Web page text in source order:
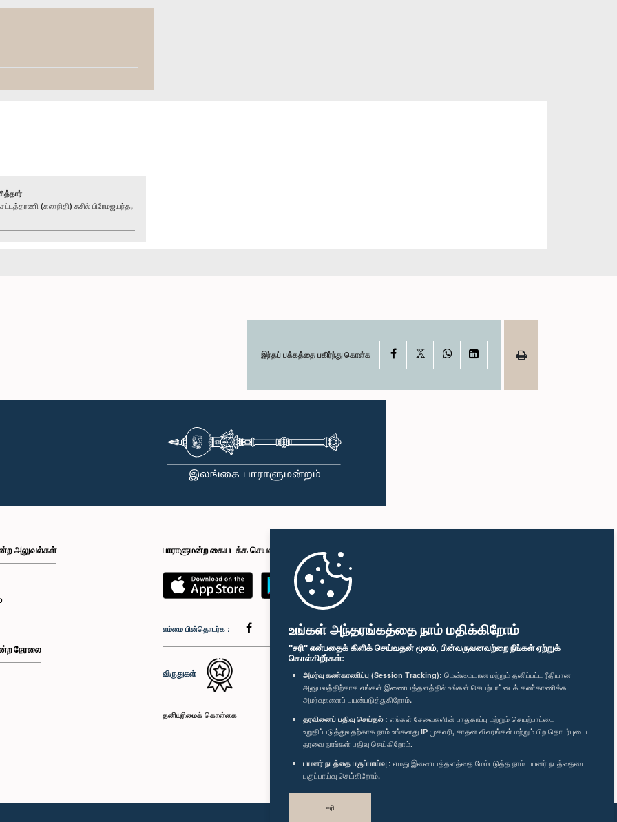
உங்கள் அந்தரங்கத்தை நாம் மதிக்கிறோம்
"சரி" என்பதைக் கிளிக் செய்வதன் மூலம், பின்வருவனவற்றை நீங்கள் ஏற்றுக்
கொள்கிறீர்கள்:
அமர்வு கண்காணிப்பு (Session Tracking): மென்மையான மற்றும் தனிப்பட்ட ரீதியான
அனுபவத்திற்காக எங்கள் இணையத்தளத்தில் உங்கள் செயற்பாட்டைக் கண்காணிக்க
அமர்வுகளைப் பயன்படுத்துகிறோம்.
தரவினைப் பதிவு செய்தல் : எங்கள் சேவைகளின் பாதுகாப்பு மற்றும் செயற்பாட்டை
உறுதிப்படுத்துவதற்காக நாம் உங்களது IP முகவரி, சாதன விவரங்கள் மற்றும் பிற தொடர்புடைய
தரவை நாங்கள் பதிவு செய்கிறோம்.
பயனர் நடத்தை பகுப்பாய்வு : எமது இணையத்தளத்தை மேம்படுத்த நாம் பயனர் நடத்தையை
பகுப்பாய்வு செய்கிறோம்.
சரி
(கலாநிதி) சுசில் பிரேமஜயந்த,
இந்தப் பக்கத்தை பகிர்ந்து கொள்க Facebook WhatsAppLinkedIn
அலுவல்கள்
நேரலை
பாராளுமன்ற கையடக்க செயலி
எம்மை பின்தொடர்க :
விருதுகள்
தனியுரிமைக் கொள்கை